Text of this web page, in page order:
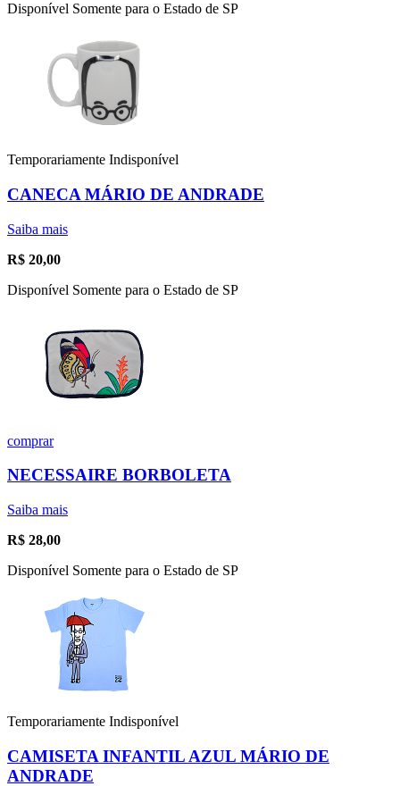
Disponível Somente para o Estado de SP
Temporariamente Indisponível
CANECA MÁRIO DE ANDRADE
Saiba mais
R$ 20,00
Disponível Somente para o Estado de SP
comprar
NECESSAIRE BORBOLETA
Saiba mais
R$ 28,00
Disponível Somente para o Estado de SP
Temporariamente Indisponível
CAMISETA INFANTIL AZUL MÁRIO DE
ANDRADE